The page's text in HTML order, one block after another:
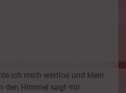
ich mich wertlos und klein.
den Himmel sagt mir.